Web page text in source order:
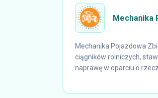
Mechanika
Mechanika Pojazdowa
ciągników rolniczych,
naprawę w oparciu o